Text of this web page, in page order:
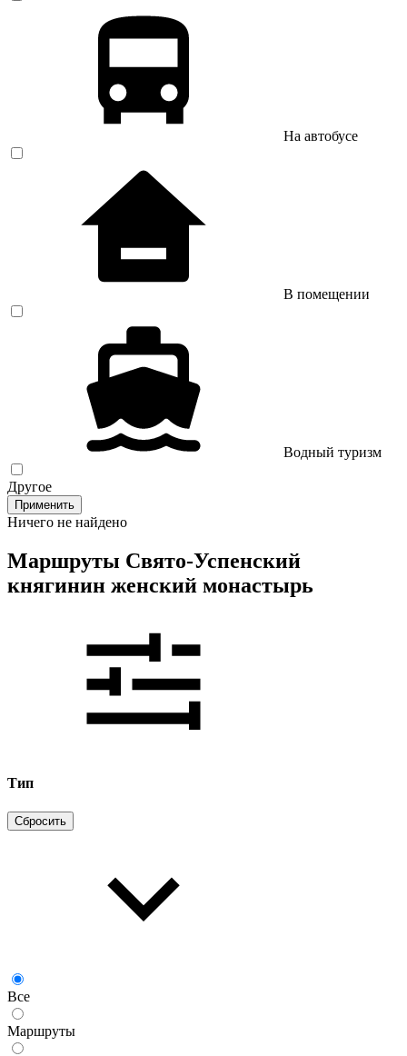
На автобусе
В помещении
Водный туризм
Другое
Применить
Ничего не найдено
Маршруты Свято-Успенский
княгинин женский монастырь
Тип
Сбросить
Все
Маршруты